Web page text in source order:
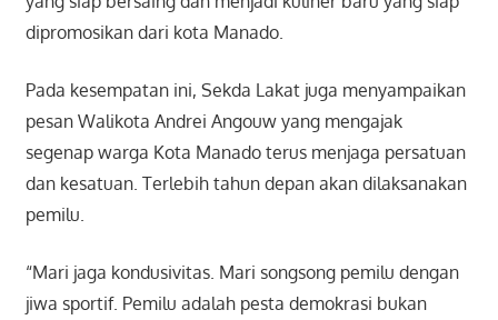
dipromosikan dari kota Manado.
Pada kesempatan ini, Sekda Lakat juga menyampaikan
pesan Walikota Andrei Angouw yang mengajak
segenap warga Kota Manado terus menjaga persatuan
dan kesatuan. Terlebih tahun depan akan dilaksanakan
pemilu.
“Mari jaga kondusivitas. Mari songsong pemilu dengan
jiwa sportif. Pemilu adalah pesta demokrasi bukan